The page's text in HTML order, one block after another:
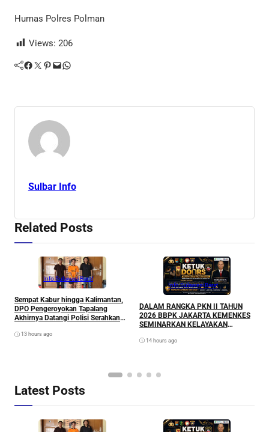
Humas Polres Polman
Views: 206
Facebook Twitter Pinterest Mail WhatsApp
Sulbar Info
Related Posts
Info Sulawesi Barat
Sempat Kabur hingga Kalimantan,
DPO Pengeroyokan Tapalang
Akhirnya Datangi Polisi Serahkan
13 hours ago
Info Sulawesi Barat
DALAM RANGKA PKN II TAHUN
2026 BBPK JAKARTA KEMENKES
SEMINARKAN KELAYAKAN
PERUBAHAN KETUK DOORS
14 hours ago
Latest Posts